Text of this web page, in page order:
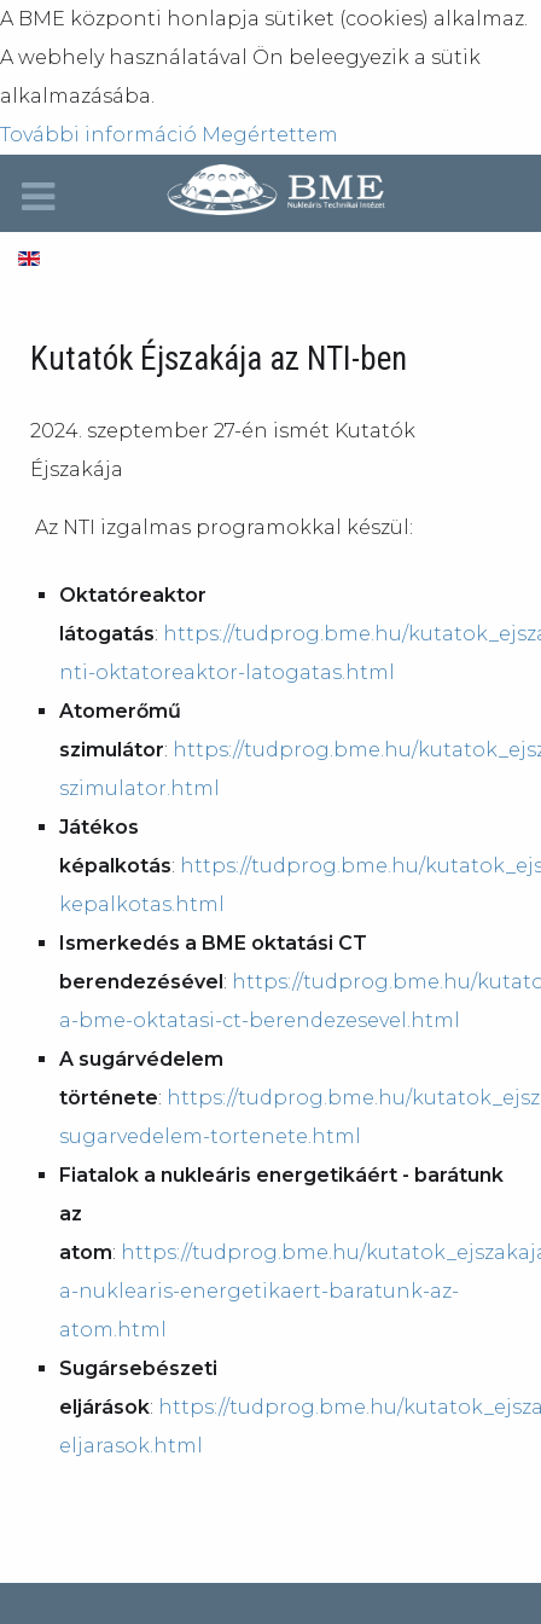
A BME központi honlapja sütiket (cookies) alkalmaz.
A webhely használatával Ön beleegyezik a sütik
alkalmazásába.
További információ Megértettem
Kutatók Éjszakája az NTI-ben
2024. szeptember 27-én ismét Kutatók
Éjszakája
Az NTI izgalmas programokkal készül:
Oktatóreaktor
látogatás: https://tudprog.bme.hu/
nti-oktatoreaktor-latogatas.html
Atomerőmű
szimulátor: https://tudprog.bme.hu/
szimulator.html
Játékos
képalkotás: https://tudprog.bme.hu/
kepalkotas.html
Ismerkedés a BME oktatási CT
berendezésével: https://tudprog.bme.hu/
a-bme-oktatasi-ct-berendezesevel.html
A sugárvédelem
története: https://tudprog.bme.hu/
sugarvedelem-tortenete.html
Fiatalok a nukleáris energetikáért - barátunk
az
atom: https://tudprog.bme.hu/
a-nuklearis-energetikaert-baratunk-az-
atom.html
Sugársebészeti
eljárások: https://tudprog.bme.hu/
eljarasok.html